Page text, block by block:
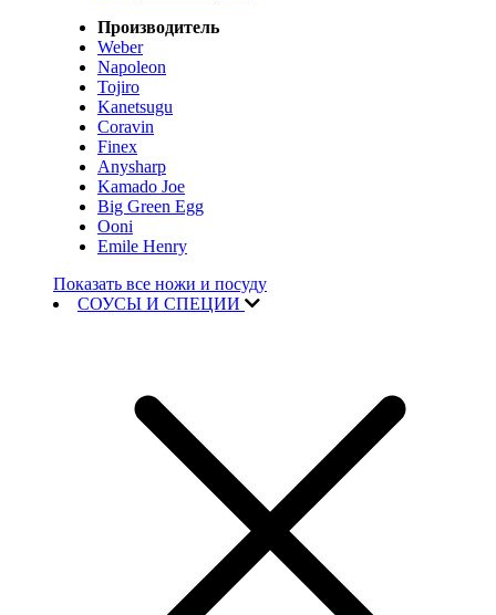
Производитель
Weber
Napoleon
Tojiro
Kanetsugu
Coravin
Finex
Anysharp
Kamado Joe
Big Green Egg
Ooni
Emile Henry
Показать все ножи и посуду
СОУСЫ И СПЕЦИИ